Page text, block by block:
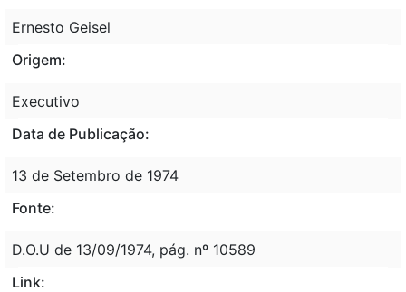
Ernesto Geisel
Origem:
Executivo
Data de Publicação:
13 de Setembro de 1974
Fonte:
D.O.U de 13/09/1974, pág. nº 10589
Link: